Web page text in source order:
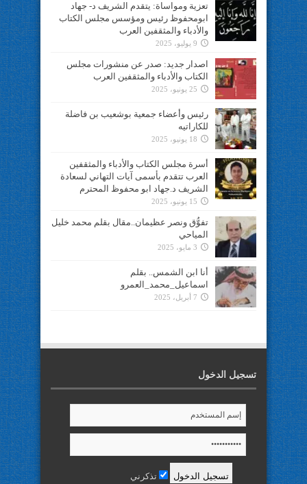
تعزية ومواساة: يتقدم الشريف د- جهاد
ابومحفوظ رئيس ومؤسس مجلس الكتاب
والأدباء والمثقفين العرب
9 يوليو، 2025
اصدار جديد: صدر عن منشورات مجلس
الكتاب والأدباء والمثقفين العرب
25 يونيو، 2025
رئيس وأعضاء جمعية بوشعيب بن فاضلة
للكاراتيه
18 يونيو، 2025
أسرة مجلس الكتاب والأدباء والمثقفين
العرب تتقدم بأسمى آيات التهاني لسعادة
الشريف د.جهاد ابو محفوظ المحترم
15 يونيو، 2025
تفوُّق ونصر عظيمان..مقال بقلم محمد خليل
المياحي
3 مايو، 2025
أنا ابن الشمس.. بقلم
اسماعيل_محمد_العمرو
7 أبريل، 2025
تسجيل الدخول
تذكرني